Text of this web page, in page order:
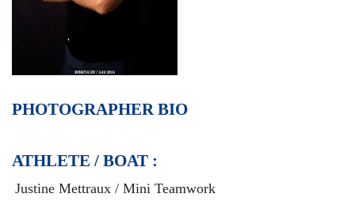
PHOTOGRAPHER BIO
ATHLETE / BOAT :
Justine Mettraux / Mini Teamwork